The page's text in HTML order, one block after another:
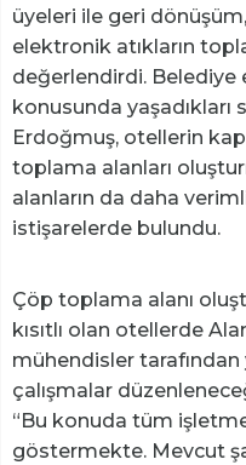
üyeleri ile geri dönüşüm,
elektronik atıkların
değerlendirdi. Belediye
konusunda yaşadıkları
Erdoğmuş, otellerin
toplama alanları
alanların da daha
istişarelerde bulundu.
Çöp toplama alanı
kısıtlı olan otellerde
mühendisler
çalışmalar
“Bu konuda tüm
göstermekte. Mevcut